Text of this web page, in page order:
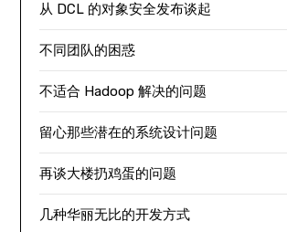
从 DCL 的对象安全发布谈起
不同团队的困惑
不适合 Hadoop 解决的问题
留心那些潜在的系统设计问题
再谈大楼扔鸡蛋的问题
几种华丽无比的开发方式